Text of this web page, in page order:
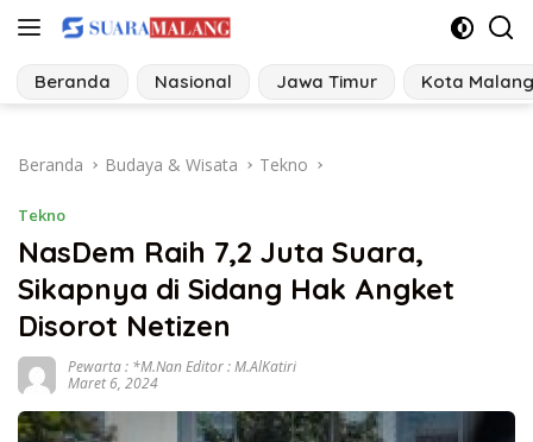
Langsung
konten
Beranda Nasional Jawa Timur Kota Malang
Beranda Budaya & Wisata Tekno
Tekno
NasDem Raih 7,2 Juta Suara,
Sikapnya di Sidang Hak Angket
Disorot Netizen
Pewarta : *M.Nan Editor : M.AlKatiri
Maret 6, 2024